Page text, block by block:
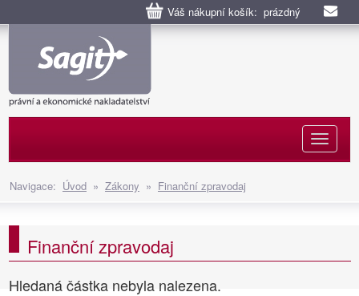
Váš nákupní košík: prázdný
Navigace: Úvod » Zákony » Finanční zpravodaj
Finanční zpravodaj
Hledaná částka nebyla nalezena.